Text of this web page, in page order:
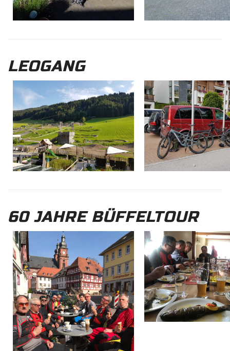
LEOGANG
60 JAHRE BÜFFELTOUR